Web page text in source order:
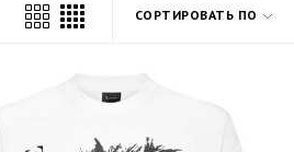
СОРТИРОВАТЬ ПО